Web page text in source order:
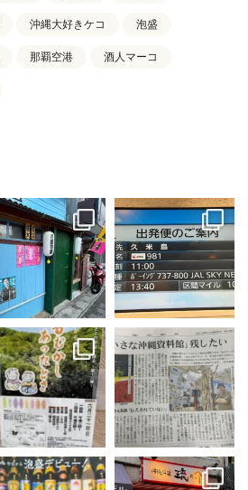
沖縄大好きケコ 泡盛
那覇空港 酒人マーコ